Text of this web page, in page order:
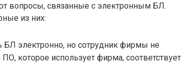
вопросы, связанные с электронным БЛ.
из них:
БЛ электронно, но сотрудник фирмы не
которое использует фирма, соответствует